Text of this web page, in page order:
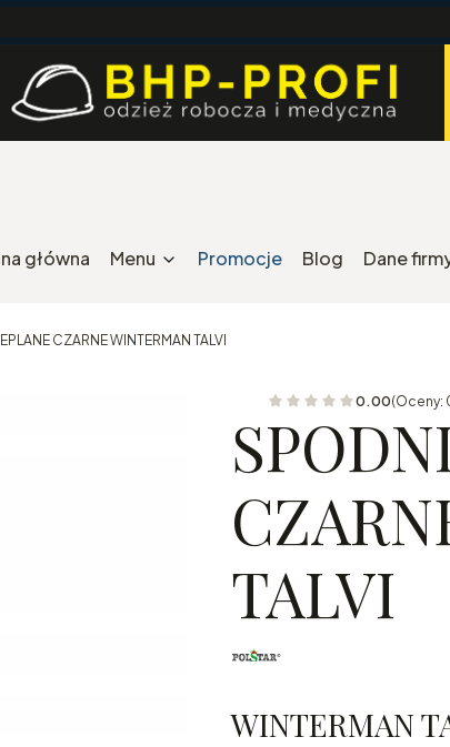
główna Menu Promocje Blog Dane
CZARNE WINTERMAN TALVI
0.00(Oceny:
TALVI
WINTERMAN